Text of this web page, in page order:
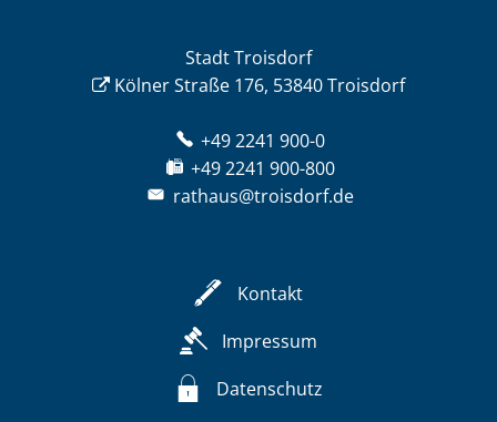
Stadt Troisdorf
Kölner Straße 176, 53840 Troisdorf
+49 2241 900-0
+49 2241 900-800
rathaus@troisdorf.de
Kontakt
Impressum
Datenschutz